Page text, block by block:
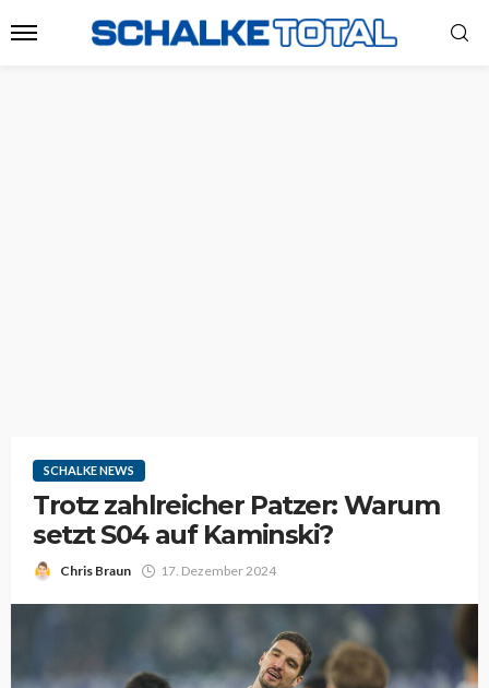
SCHALKE NEWS
Trotz zahlreicher Patzer: Warum
setzt S04 auf Kaminski?
Chris Braun 17. Dezember 2024